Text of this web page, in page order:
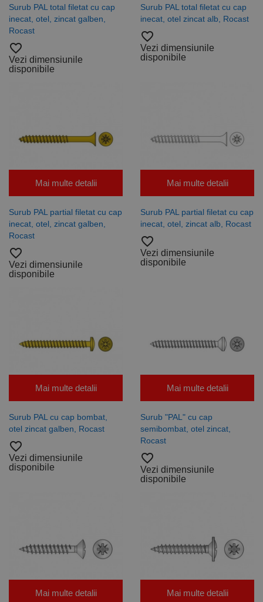
Surub PAL total filetat cu cap
inecat, otel, zincat galben,
Rocast
favorite_border
Vezi dimensiunile
disponibile
Surub PAL total filetat cu cap
inecat, otel zincat alb, Rocast
favorite_border
Vezi dimensiunile
disponibile
Mai multe detalii
Surub PAL partial filetat cu cap
inecat, otel, zincat galben,
Rocast
favorite_border
Vezi dimensiunile
disponibile
Mai multe detalii
Surub PAL partial filetat cu cap
inecat, otel, zincat alb, Rocast
favorite_border
Vezi dimensiunile
disponibile
Mai multe detalii
Surub PAL cu cap bombat,
otel zincat galben, Rocast
favorite_border
Vezi dimensiunile
disponibile
Mai multe detalii
Surub "PAL" cu cap
semibombat, otel zincat,
Rocast
favorite_border
Vezi dimensiunile
disponibile
Mai multe detalii Mai multe detalii